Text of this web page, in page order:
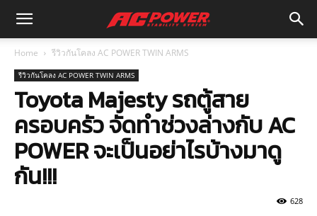
Home รีวิวกันโคลง AC POWER TWIN ARMS
รีวิวกันโคลง AC POWER TWIN ARMS
Toyota Majesty รถตู้สาย
ครอบครัว จัดทำช่วงล่างกับ AC
POWER จะเป็นอย่าไรบ้างมาดู
กัน!!!
628